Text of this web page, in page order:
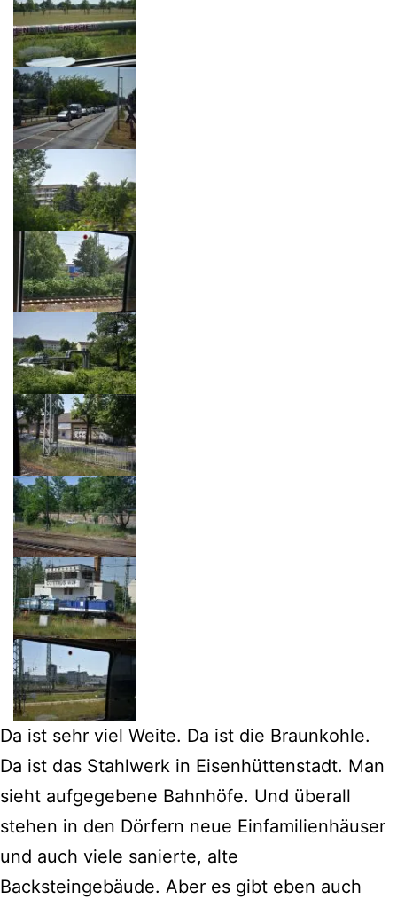
Da ist sehr viel Weite. Da ist die Braunkohle.
Da ist das Stahlwerk in Eisenhüttenstadt. Man
sieht aufgegebene Bahnhöfe. Und überall
stehen in den Dörfern neue Einfamilienhäuser
und auch viele sanierte, alte
Backsteingebäude. Aber es gibt eben auch